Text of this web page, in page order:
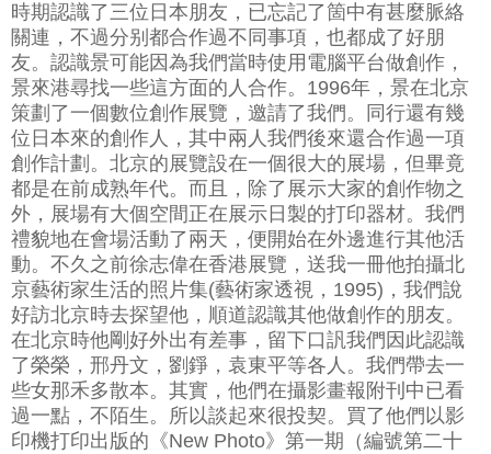
時期認識了三位日本朋友，已忘記了箇中有甚麼脈絡
關連，不過分别都合作過不同事項，也都成了好朋
友。認識景可能因為我們當時使用電腦平台做創作，
景來港尋找一些這方面的人合作。1996年，景在北京
策劃了一個數位創作展覽，邀請了我們。同行還有幾
位日本來的創作人，其中兩人我們後來還合作過一項
創作計劃。北京的展覽設在一個很大的展場，但畢竟
都是在前成熟年代。而且，除了展示大家的創作物之
外，展場有大個空間正在展示日製的打印器材。我們
禮貌地在會場活動了兩天，便開始在外邊進行其他活
動。不久之前徐志偉在香港展覽，送我一冊他拍攝北
京藝術家生活的照片集(藝術家透視，1995)，我們說
好訪北京時去探望他，順道認識其他做創作的朋友。
在北京時他剛好外出有差事，留下口訉我們因此認識
了榮榮，邢丹文，劉錚，袁東平等各人。我們帶去一
些女那禾多散本。其實，他們在攝影畫報附刊中已看
過一點，不陌生。所以談起來很投契。買了他們以影
印機打印出版的《New Photo》第一期（編號第二十